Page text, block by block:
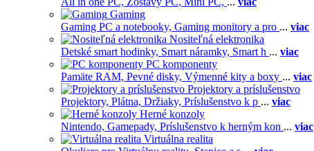
Gaming
Gaming PC a notebooky, Gaming monitory a pro ... viac
Nositeľná elektronika
Detské smart hodinky, Smart náramky, Smart h ... viac
PC komponenty
Pamäte RAM, Pevné disky, Výmenné kity a boxy ... viac
Projektory a príslušenstvo
Projektory, Plátna, Držiaky, Príslušenstvo k p ... viac
Herné konzoly
Nintendo, Gamepady, Príslušenstvo k herným kon ... viac
Virtuálna realita